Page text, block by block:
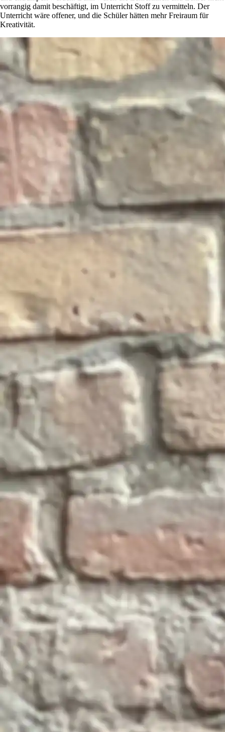
vorrangig damit beschäftigt, im Unterricht Stoff zu vermitteln. Der
Unterricht wäre offener, und die Schüler hätten mehr Freiraum für
Kreativität.